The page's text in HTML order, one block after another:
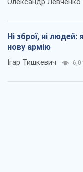
Ні зброї, ні
нову армію
Ігар Тишкевич 6,0